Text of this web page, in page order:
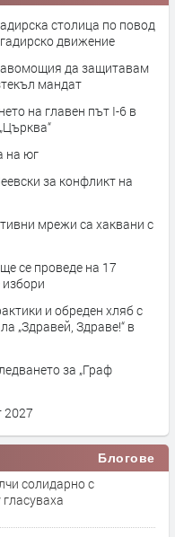
столица по повод
движение
да защитавам
мандат
на главен път I-6 в
на юг
за конфликт на
мрежи са хаквани с
се проведе на 17
и обреден хляб с
„Здравей, Здраве!“ в
за „Граф
2027
Блогове
солидарно с